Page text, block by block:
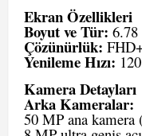
Ekran Özellikleri
Boyut ve Tür:
Çözünürlük:
Yenileme Hızı:
Kamera Detayları
Arka Kameralar:
50 MP ana kamera